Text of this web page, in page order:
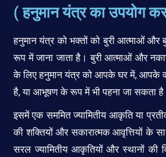
( हनुमान यंत्र का उपयोग
हनुमान यंत्र को भक्तों को बुरी आत्माओं और
रूप में जाना जाता है। बुरी आत्माओं और
के लिए हनुमान यंत्र को आपके घर में, आपके
है, या आभूषण के रूप में भी पहना जा सकता
इसमें एक सममित ज्यामितीय आकृति या
की शक्तियों और सकारात्मक आवृत्तियों के
सरल ज्यामितीय आकृतियों और स्थानों की